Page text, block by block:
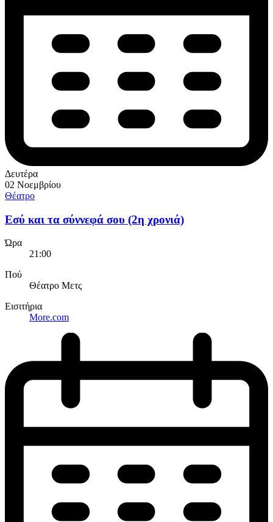
Δευτέρα
02 Νοεμβρίου
Θέατρο
Εσύ και τα σύννεφά σου (2η χρονιά)
Ώρα
21:00
Πού
Θέατρο Μετς
Εισιτήρια
More.com